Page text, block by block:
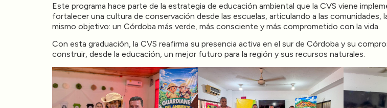
Este programa hace parte de la estrategia de educación ambiental que la CVS viene
fortalecer una cultura de conservación desde las escuelas, articulando a las
mismo objetivo: un Córdoba más verde, más consciente y más comprometido con la vida.
Con esta graduación, la CVS reafirma su presencia activa en el sur de Córdoba y su
construir, desde la educación, un mejor futuro para la región y sus recursos naturales.